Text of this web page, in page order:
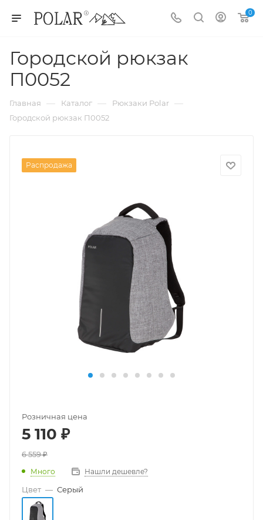
0
Городской рюкзак
П0052
Главная — Каталог — Рюкзаки Polar —
Городской рюкзак П0052
Распродажа
Розничная цена
5 110 ₽
6 559₽
Много Нашли дешевле?
Цвет — Серый